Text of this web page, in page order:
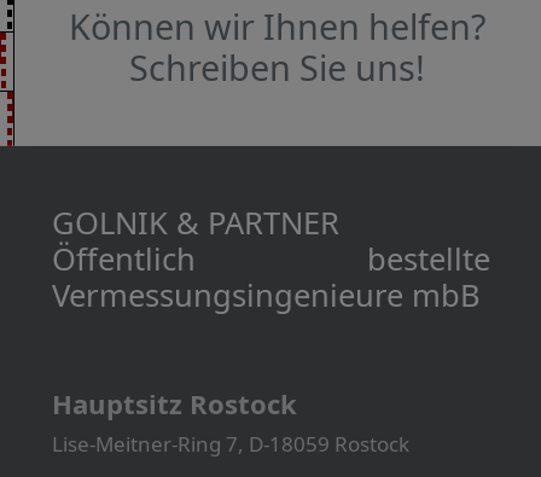
Können wir Ihnen helfen?
Schreiben Sie uns!
GOLNIK & PARTNER
Öffentlich bestellte
Vermessungs­­ingenieure mbB
Hauptsitz Rostock
Lise-Meitner-Ring 7, D-18059 Rostock